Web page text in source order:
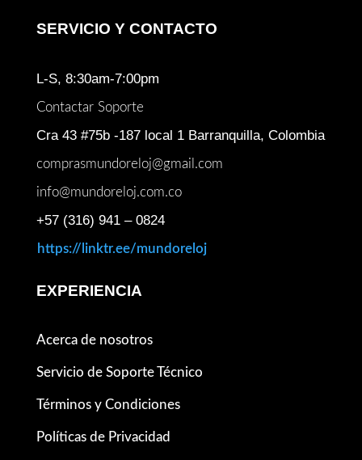
SERVICIO Y CONTACTO
L-S, 8:30am-7:00pm
Contactar Soporte
Cra 43 #75b -187 local 1 Barranquilla, Colombia
comprasmundoreloj@gmail.com
info@mundoreloj.com.co
+57 (316) 941 – 0824
https://linktr.ee/mundoreloj
EXPERIENCIA
Acerca de nosotros
Servicio de Soporte Técnico
Términos y Condiciones
Políticas de Privacidad